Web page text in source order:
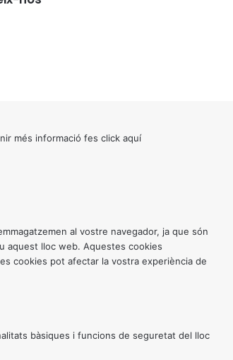
més informació fes click aquí
al vostre navegador, ja que són
aquest lloc web. Aquestes cookies
cookies pot afectar la vostra experiència de
bàsiques i funcions de seguretat del lloc